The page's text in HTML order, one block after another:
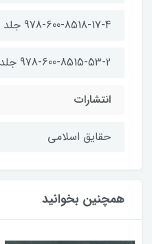
978-600-8518-17-4 جلد چهاردهم
978-600-8515-53-2 جلد پانزدهم
انتشارات
حقایق اسلامی
همچنین بخوانید